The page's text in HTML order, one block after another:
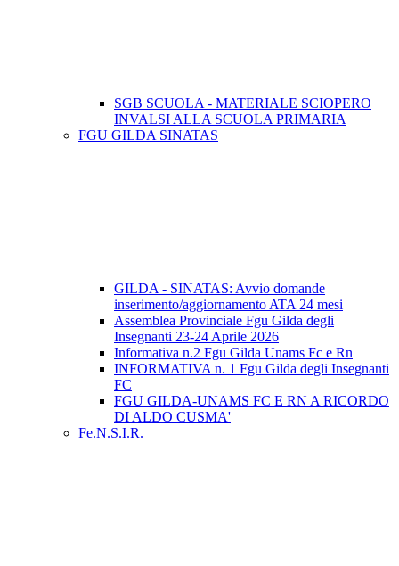
SGB SCUOLA - MATERIALE SCIOPERO
INVALSI ALLA SCUOLA PRIMARIA
FGU GILDA SINATAS
GILDA - SINATAS: Avvio domande
inserimento/aggiornamento ATA 24 mesi
Assemblea Provinciale Fgu Gilda degli
Insegnanti 23-24 Aprile 2026
Informativa n.2 Fgu Gilda Unams Fc e Rn
INFORMATIVA n. 1 Fgu Gilda degli Insegnanti
FC
FGU GILDA-UNAMS FC E RN A RICORDO
DI ALDO CUSMA'
Fe.N.S.I.R.